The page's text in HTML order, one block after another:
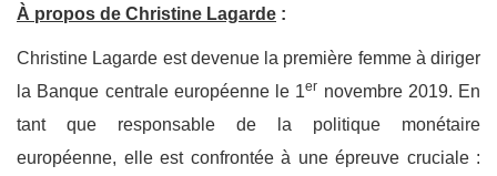
À propos de Christine Lagarde :
Christine Lagarde est devenue la première femme à diriger
la Banque centrale européenne le 1er novembre 2019. En
tant que responsable de la politique monétaire
européenne, elle est confrontée à une épreuve cruciale :